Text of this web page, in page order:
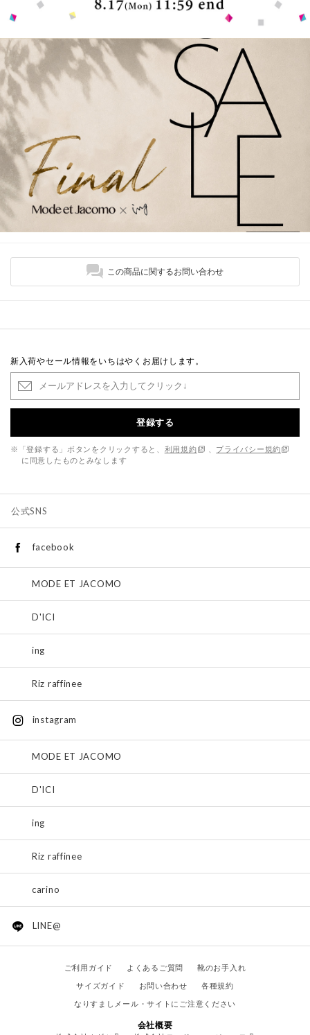
この商品に関するお問い合わせ
新入荷やセール情報をいちはやくお届けします。
登録する
※「登録する」ボタンをクリックすると、 利用規約
プライバシー規約
に同意したものとみなします
公式SNS
facebook
MODE ET JACOMO
D'ICI
ing
Riz raffinee
instagram
MODE ET JACOMO
D'ICI
ing
Riz raffinee
carino
LINE@
ご利用ガイド よくあるご質問
靴のお手入れ
サイズガイド
お問い合わせ
各種規約
なりすましメール・サイトにご注意ください
会社概要